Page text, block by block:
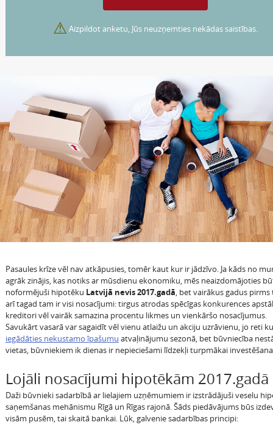
⚠ Aizpildot anketu, Jūs neuzņemties nekādas saistības.
Pasaules krīze vēl nav atkāpusies, tomēr kaut kur ir jādzīvo. Ja kāds no
agrāk zinājis, kas notiks ar mūsdienu ekonomiku, mēs neaizdomājoties
noformējuši hipotēku Latvijā nevis 2017.gadā, bet vairākus gadus pirms
arī tagad tam ir visi nosacījumi: tirgus atrodas spēcīgas konkurences
kreditori vēl vairāk samazina procentu likmes un vienkāršo nosacījumus.
Savukārt vasarā var sagaidīt vēl vienu atlaižu un akciju uzrāvienu, jo reti
iegādāties nekustamo īpašumu atvaļinājumu sezonā, bet būvniecība
vietas, būvniekiem ik dienas ir nepieciešami līdzekļi turpmākai
Lojāli nosacījumi hipotēkām 2017.gadā
Daži būvnieki sadarbībā ar lielajiem uzņēmumiem ir izstrādājuši veselu
saņemšanas mehānismu Rīgā un Rīgas rajonā. Šāds piedāvājums būs
visām pusēm, tai skaitā bankai. Lūk, galvenie sadarbības principi: